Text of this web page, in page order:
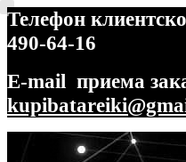
Телефон
490-64-16
E-mail приема
Перейти
Перейти